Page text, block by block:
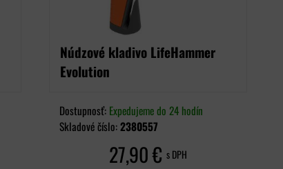
Núdzové kladivo LifeHammer
Evolution
Dostupnosť: Expedujeme do 24 hodín
Skladové číslo:2380557
27,90 €s DPH